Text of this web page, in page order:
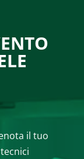
il tuo